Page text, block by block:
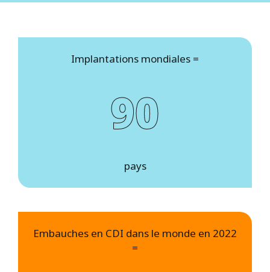
Implantations mondiales =
90
pays
Embauches en CDI dans le monde en 2022
=